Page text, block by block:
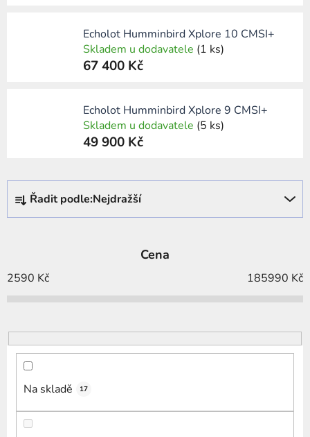
Echolot Humminbird Xplore 10 CMSI+
Skladem u dodavatele (1 ks)
67 400 Kč
Echolot Humminbird Xplore 9 CMSI+
Skladem u dodavatele (5 ks)
49 900 Kč
z
í
o
d
Řadit podle:Nejdražší
Cena
2590 Kč 185990 Kč
Na skladě 17